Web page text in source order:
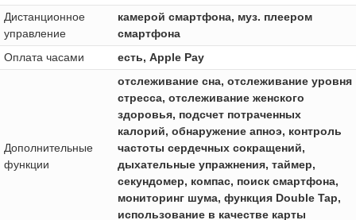
Дистанционное
управление
камерой смартфона, муз. плеером
смартфона
Оплата часами
есть, Apple Pay
Дополнительные
функции
отслеживание сна, отслеживание уровня
стресса, отслеживание женского
здоровья, подсчет потраченных
калорий, обнаружение апноэ, контроль
частоты сердечных сокращений,
дыхательные упражнения, таймер,
секундомер, компас, поиск смартфона,
мониторинг шума, функция Double Tap,
использование в качестве карты